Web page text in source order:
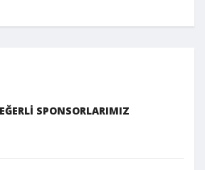
SPONSORLARIMIZ